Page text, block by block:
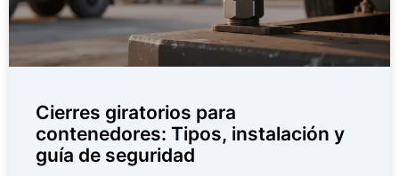
Cierres giratorios para
contenedores: Tipos, instalación y
guía de seguridad